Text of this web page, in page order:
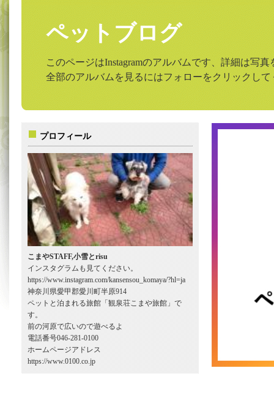
ペットブログ
このページはInstagramのアルバムです、詳細は写
全部のアルバムを見るにはフォローをクリックして
プロフィール
こまやSTAFF,小雪とrisu
インスタグラムも見てください。
https://www.instagram.com/kansensou_komaya/?hl=ja
神奈川県愛甲郡愛川町半原914
ペットと泊まれる旅館「観泉荘こまや旅館」で
す。
前の河原で広いので遊べるよ
電話番号046-281-0100
ホームページアドレス
https://www.0100.co.jp